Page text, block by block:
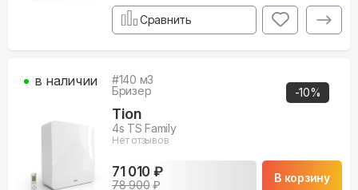
Сравнить
-10%
#140 м3
Бризер
Tion
4s TS Family
Нет отзывов
71 010 ₽
78 900₽
В корзину
в наличии